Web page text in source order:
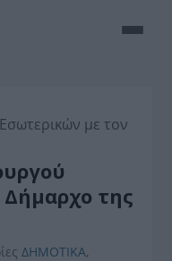
της
ΔΗΜΟΤΙΚΑ,